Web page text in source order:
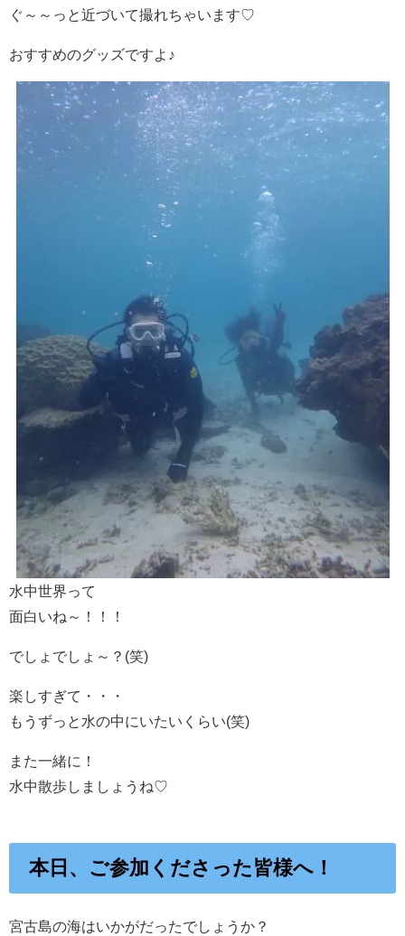
ぐ～～っと近づいて撮れちゃいます♡
おすすめのグッズですよ♪
水中世界って
面白いね～！！！
でしょでしょ～？(笑)
楽しすぎて・・・
もうずっと水の中にいたいくらい(笑)
また一緒に！
水中散歩しましょうね♡
本日、ご参加くださった皆様へ！
宮古島の海はいかがだったでしょうか？